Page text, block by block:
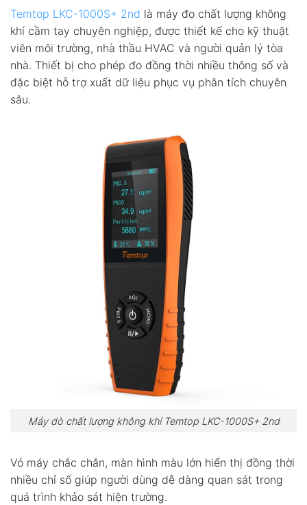
Temtop LKC-1000S+ 2nd là máy đo chất lượng không
khí cầm tay chuyên nghiệp, được thiết kế cho kỹ thuật
viên môi trường, nhà thầu HVAC và người quản lý tòa
nhà. Thiết bị cho phép đo đồng thời nhiều thông số và
đặc biệt hỗ trợ xuất dữ liệu phục vụ phân tích chuyên
sâu.
Máy dò chất lượng không khí Temtop LKC-1000S+ 2nd
Vỏ máy chắc chắn, màn hình màu lớn hiển thị đồng thời
nhiều chỉ số giúp người dùng dễ dàng quan sát trong
quá trình khảo sát hiện trường.